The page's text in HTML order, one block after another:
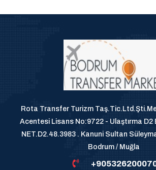
Rota Transfer Turizm
Acentesi Lisans No:9722 - Ulaştırma D2
NET.D2.48.3983 . Kanuni Sultan
Bodrum / Muğla